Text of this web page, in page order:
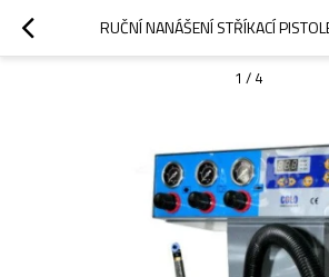
RUČNÍ NANÁŠENÍ STŘÍKACÍ
1 / 4